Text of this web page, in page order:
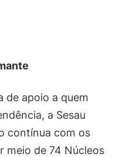
de apoio a quem
a Sesau
contínua com os
meio de 74 Núcleos